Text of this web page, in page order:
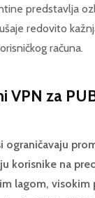
predstavlja
redovito
računa.
VPN za
ograničavaju
korisnike na
lagom, visokim